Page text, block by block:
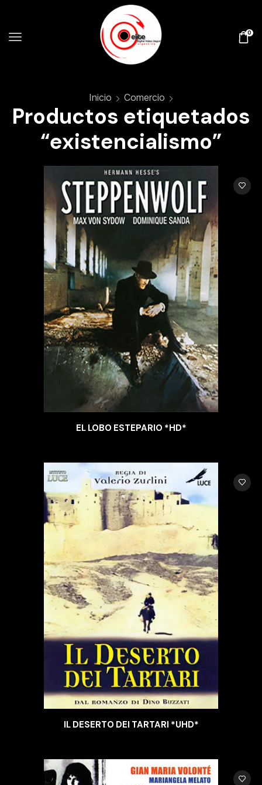
0
Inicio Comercio
Productos etiquetados
“existencialismo”
EL LOBO ESTEPARIO *HD*
IL DESERTO DEI TARTARI *UHD*